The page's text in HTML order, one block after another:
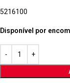
5216100
Disponível por